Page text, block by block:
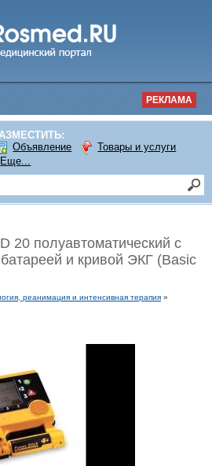
РЕКЛАМА
Объявление
Товары и услуги
Еще...
20 полуавтоматический с
и кривой ЭКГ (Basic
реанимация и интенсивная терапия »